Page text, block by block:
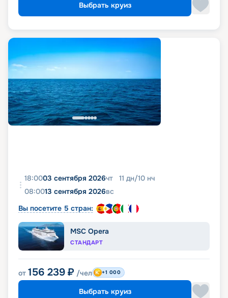
Выбрать круиз
18:0003 сентября 2026чт 11 дн/10 нч
08:0013 сентября 2026вс
Вы посетите 5 стран:
MSC Opera
СТАНДАРТ
от 156 239 ₽ /чел +1 000
Выбрать круиз